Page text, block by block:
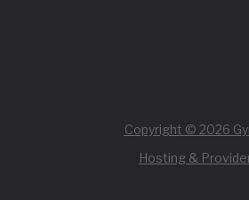
Copyright © 2026
Hosting &